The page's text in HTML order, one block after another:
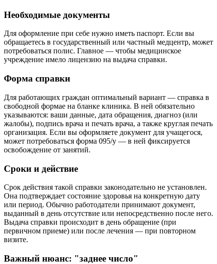
Необходимые документы
Для оформление при себе нужно иметь паспорт. Если вы
обращаетесь в государственный или частный медцентр, может
потребоваться полис. Главное — чтобы медицинское
учреждение имело лицензию на выдача справки.
Форма справки
Для работающих граждан оптимальный вариант — справка в
свободной формае на бланке клиника. В ней обязательно
указываются: ваши данные, дата обращения, диагноз (или
жалобы), подпись врача и печать врача, а также круглая печать
организация. Если вы оформляете документ для учащегося,
может потребоваться форма 095/у — в ней фиксируется
освобождение от занятий.
Сроки и действие
Срок действия такой справки законодательно не установлен.
Она подтверждает состояние здоровья на конкретную дату
или период. Обычно работодатели принимают документ,
выданный в день отсутствие или непосредственно после него.
Выдача справки происходит в день обращение (при
первичном приеме) или после лечения — при повторном
визите.
Важный нюанс: "заднее число"